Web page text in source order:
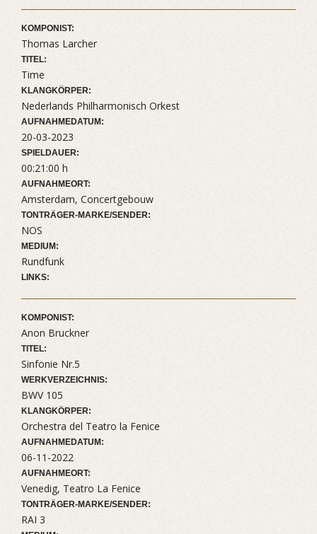
KOMPONIST:
Thomas Larcher
TITEL:
Time
KLANGKÖRPER:
Nederlands Philharmonisch Orkest
AUFNAHMEDATUM:
20-03-2023
SPIELDAUER:
00:21:00 h
AUFNAHMEORT:
Amsterdam, Concertgebouw
TONTRÄGER-MARKE/SENDER:
NOS
MEDIUM:
Rundfunk
LINKS:
KOMPONIST:
Anon Bruckner
TITEL:
Sinfonie Nr.5
WERKVERZEICHNIS:
BWV 105
KLANGKÖRPER:
Orchestra del Teatro la Fenice
AUFNAHMEDATUM:
06-11-2022
AUFNAHMEORT:
Venedig, Teatro La Fenice
TONTRÄGER-MARKE/SENDER:
RAI 3